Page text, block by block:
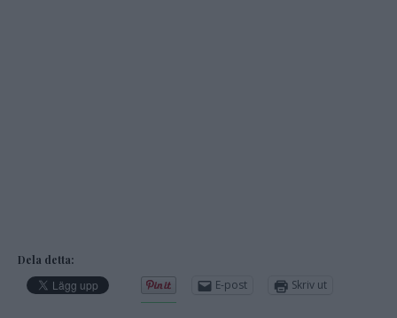
Dela detta:
E-post Skriv ut